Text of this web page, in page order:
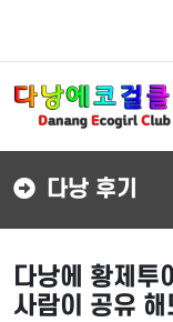
다낭 후기
다낭에 황제투
사람이 공유